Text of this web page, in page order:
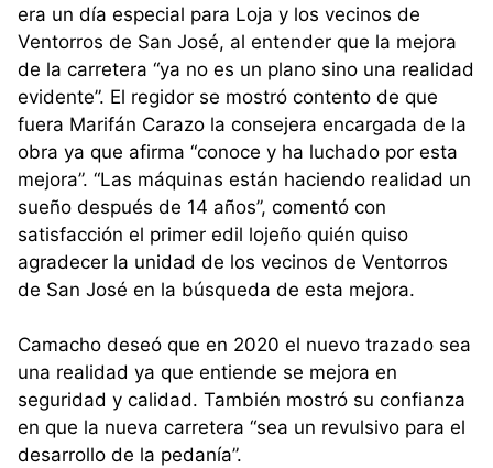
era un día especial para Loja y los vecinos de
Ventorros de San José, al entender que la mejora
de la carretera “ya no es un plano sino una realidad
evidente”. El regidor se mostró contento de que
fuera Marifán Carazo la consejera encargada de la
obra ya que afirma “conoce y ha luchado por esta
mejora”. “Las máquinas están haciendo realidad un
sueño después de 14 años”, comentó con
satisfacción el primer edil lojeño quién quiso
agradecer la unidad de los vecinos de Ventorros
de San José en la búsqueda de esta mejora.
Camacho deseó que en 2020 el nuevo trazado sea
una realidad ya que entiende se mejora en
seguridad y calidad. También mostró su confianza
en que la nueva carretera “sea un revulsivo para el
desarrollo de la pedanía”.